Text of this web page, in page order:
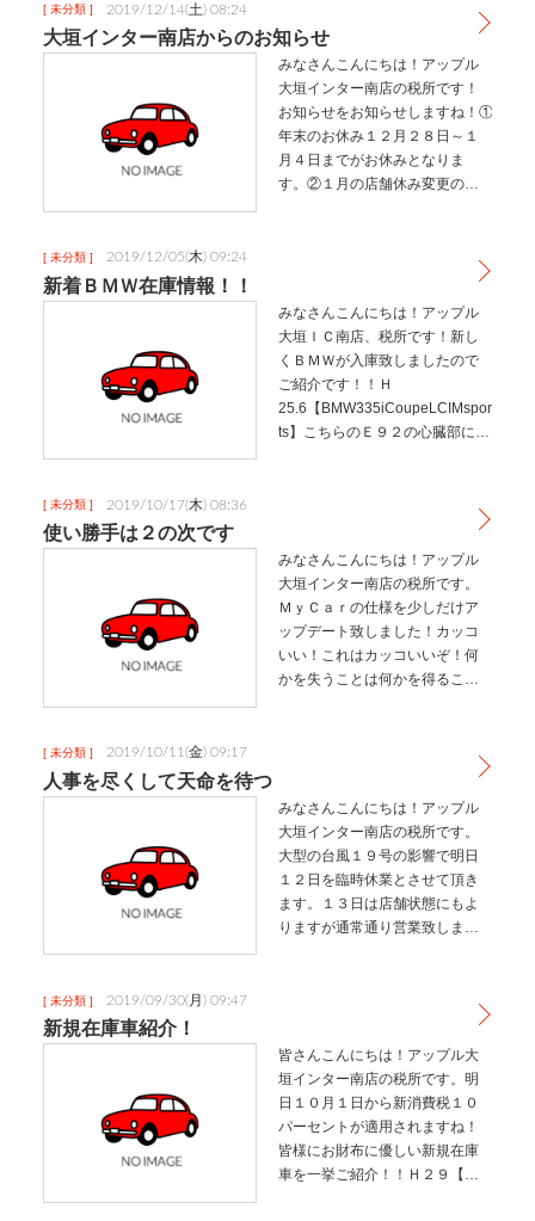
トヨタ８６ＧＴでした！こちら
の車両はＨ２…
[ 未分類 ] 2019/12/14(土) 08:24
大垣インター南店からのお知らせ
みなさんこんにちは！アップル
大垣インター南店の税所です！
お知らせをお知らせしますね！①
年末のお休み１２月２８日～１
月４日までがお休みとなりま
す。②１月の店舗休み変更のお知
のご来店お…
[ 未分類 ] 2019/12/05(木) 09:24
新着ＢＭＷ在庫情報！！
みなさんこんにちは！アップル
大垣ＩＣ南店、税所です！新し
くＢＭＷが入庫致しましたので
ご紹介です！！Ｈ
25.6【BMW335iCoupeLCIMspor
ts】こちらのＥ９２の心臓部に収
[ 未分類 ] 2019/10/17(木) 08:36
使い勝手は２の次です
みなさんこんにちは！アップル
大垣インター南店の税所です。
ＭｙＣａｒの仕様を少しだけア
ップデート致しました！カッコ
いい！これはカッコいいぞ！何
かを失うことは何かを得ること
よね！！キドニ…
[ 未分類 ] 2019/10/11(金) 09:17
人事を尽くして天命を待つ
みなさんこんにちは！アップル
大垣インター南店の税所です。
大型の台風１９号の影響で明日
１２日を臨時休業とさせて頂き
ます。１３日は店舗状態にもよ
りますが通常通り営業致しま
店下さいませ。…
[ 未分類 ] 2019/09/30(月) 09:47
新規在庫車紹介！
皆さんこんにちは！アップル大
垣インター南店の税所です。明
日１０月１日から新消費税１０
パーセントが適用されますね！
皆様にお財布に優しい新規在庫
車を一挙ご紹介！！Ｈ２９【ニ